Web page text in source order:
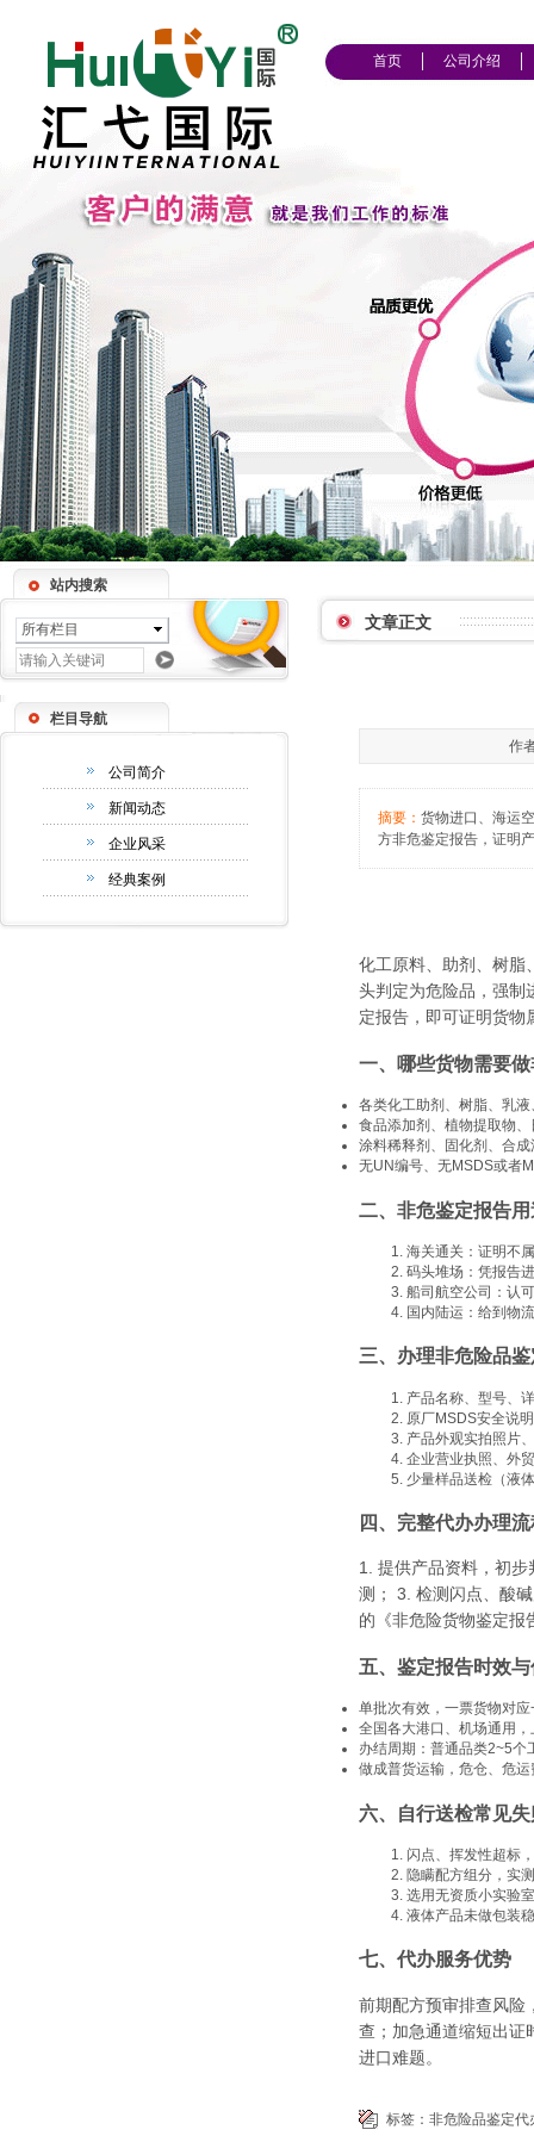
首页 公司介绍
站内搜索
所有栏目
栏目导航
公司简介
新闻动态
企业风采
经典案例
文章正文
作
摘要： 货物进口、海运
方非危鉴定报告，证明
化工原料、助剂、树脂
头判定为危险品，强制
定报告，即可证明货物
一、哪些货物需要
各类化工助剂、树脂、乳
食品添加剂、植物提取物
涂料稀释剂、固化剂、合
无UN编号、无MSDS或者
二、非危鉴定报告
海关通关：证明不
码头堆场：凭报告
船司航空公司：认
国内陆运：给到物
三、办理非危险品
产品名称、型号、
原厂MSDS安全说
产品外观实拍照片
企业营业执照、外
少量样品送检（液
四、完整代办办理
1. 提供产品资料，初
测； 3. 检测闪点、酸
的《非危险货物鉴定报
五、鉴定报告时效
单批次有效，一票货物对
全国各大港口、机场通用
办结周期：普通品类2~5个
做成普货运输，危仓、危
六、自行送检常见
闪点、挥发性超标
隐瞒配方组分，实
选用无资质小实验
液体产品未做包装
七、代办服务优势
前期配方预审排查风险
查；加急通道缩短出证
进口难题。
标签： 非危险品鉴定代